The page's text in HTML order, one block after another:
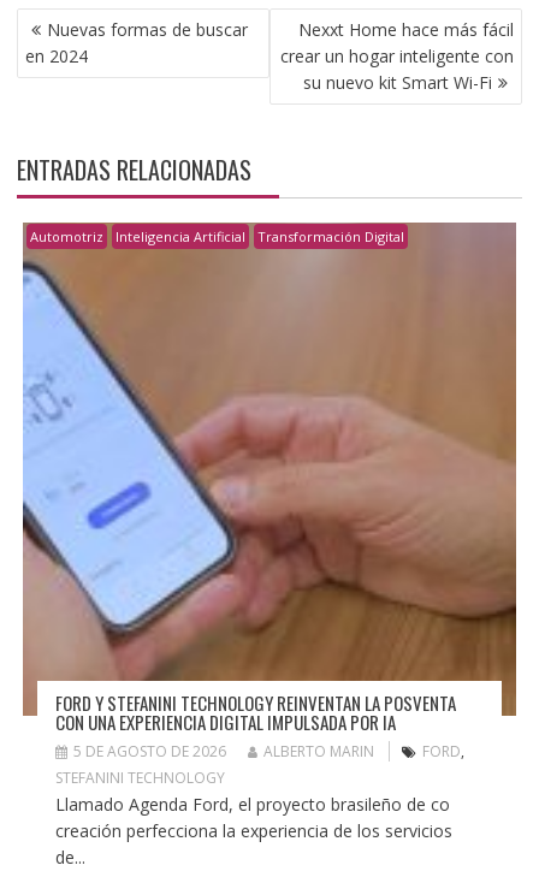
NAVEGACIÓN
DE
ENTRADAS
Nuevas formas de buscar
en 2024
Nexxt Home hace más fácil
crear un hogar inteligente con
su nuevo kit Smart Wi-Fi
ENTRADAS RELACIONADAS
Automotriz Inteligencia Artificial Transformación Digital
FORD Y STEFANINI TECHNOLOGY REINVENTAN LA POSVENTA
CON UNA EXPERIENCIA DIGITAL IMPULSADA POR IA
5 DE AGOSTO DE 2026 ALBERTO MARIN FORD,
STEFANINI TECHNOLOGY
Llamado Agenda Ford, el proyecto brasileño de co
creación perfecciona la experiencia de los servicios
de...